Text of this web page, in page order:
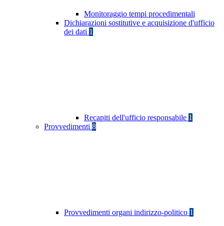
Monitoraggio tempi procedimentali
Dichiarazioni sostitutive e acquisizione d'ufficio
dei dati 1
Recapiti dell'ufficio responsabile 1
Provvedimenti 8
Provvedimenti organi indirizzo-politico 1